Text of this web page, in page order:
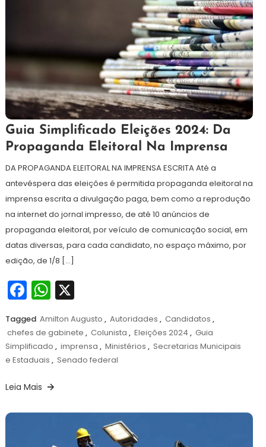
15
de
outubro
de
Redação
Guia Simplificado Eleições 2024: Da
Propaganda Eleitoral Na Imprensa
DA PROPAGANDA ELEITORAL NA IMPRENSA ESCRITA Até a
antevéspera das eleições é permitida propaganda eleitoral na
imprensa escrita a divulgação paga, bem como a reprodução
na internet do jornal impresso, de até 10 anúncios de
propaganda eleitoral, por veículo de comunicação social, em
datas diversas, para cada candidato, no espaço máximo, por
edição, de 1/8 […]
Facebook
WhatsApp
X
Tagged Amilton Augusto , Autoridades , Candidatos ,
chefes de gabinete , Colunista , Eleições 2024 , Guia
Simplificado , imprensa , Ministérios , Secretarias Municipais
e Estaduais , Senado federal
Leia Mais